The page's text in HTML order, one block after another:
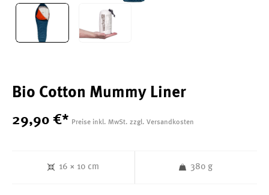
Bio Cotton Mummy Liner
29,90 €* Preise inkl. MwSt. zzgl. Versandkosten
16 × 10 cm 380 g